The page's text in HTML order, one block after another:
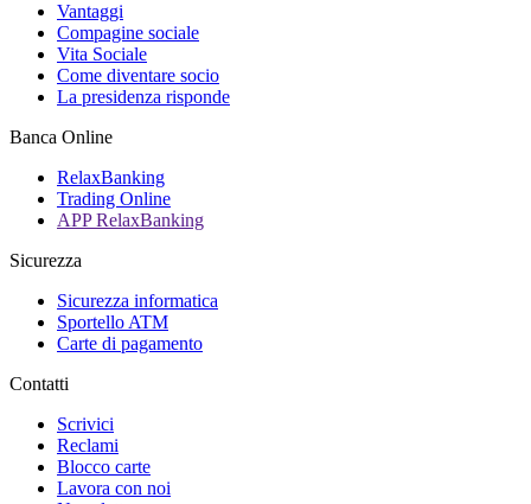
Vantaggi
Compagine sociale
Vita Sociale
Come diventare socio
La presidenza risponde
Banca Online
RelaxBanking
Trading Online
APP RelaxBanking
Sicurezza
Sicurezza informatica
Sportello ATM
Carte di pagamento
Contatti
Scrivici
Reclami
Blocco carte
Lavora con noi